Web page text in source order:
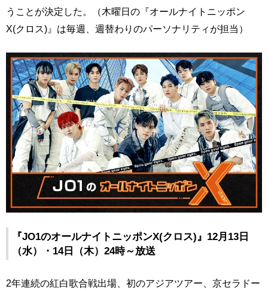
うことが決定した。（木曜日の『オールナイトニッポン
X(クロス)』は毎週、週替わりのパーソナリティが担当）
『JO1のオールナイトニッポンX(クロス)』12月13日
（水）・14日（木）24時～放送
2年連続の紅白歌合戦出場、初のアジアツアー、京セラドー